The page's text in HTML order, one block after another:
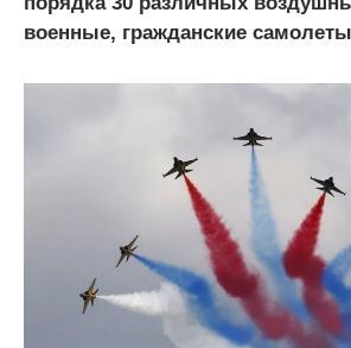
военные, гражданские